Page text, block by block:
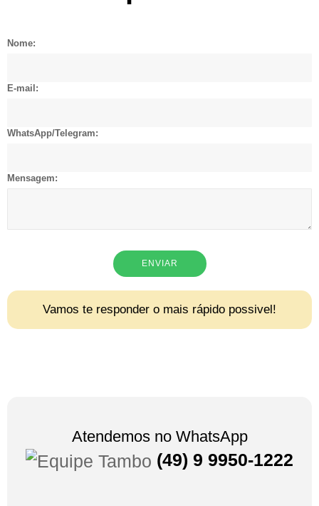
Nome:
E-mail:
WhatsApp/Telegram:
Mensagem:
ENVIAR
Vamos te responder o mais rápido possivel!
Atendemos no WhatsApp
(49) 9 9950-1222